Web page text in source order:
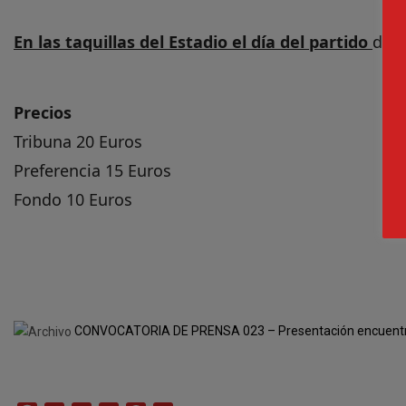
En las taquillas del Estadio el día del partido de
Precios
Tribuna 20 Euros
Preferencia 15 Euros
Fondo 10 Euros
CONVOCATORIA DE PRENSA 023 – Presentación